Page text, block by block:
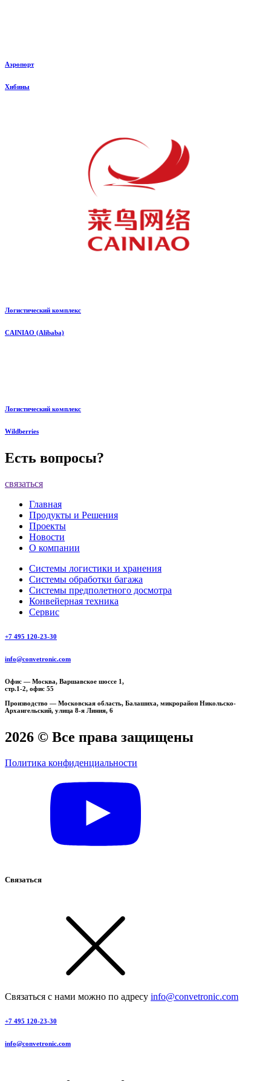
Аэропорт
Хибины
Логистический комплекс
CAINIAO (Alibaba)
Логистический комплекс
Wildberries
Есть вопросы?
связаться
Главная
Продукты и Решения
Проекты
Новости
О компании
Системы логистики и хранения
Системы обработки багажа
Системы предполетного досмотра
Конвейерная техника
Сервис
+7 495 120-23-30
info@convetronic.com
Офис — Москва, Варшавское шоссе 1,
стр.1-2, офис 55
Производство — Московская область, Балашиха, микрорайон Никольско-
Архангельский, улица 8-я Линия, 6
2026 © Все права защищены
Политика конфиденциальности
Связаться
Связаться с нами можно по адресу info@convetronic.com
+7 495 120-23-30
info@convetronic.com